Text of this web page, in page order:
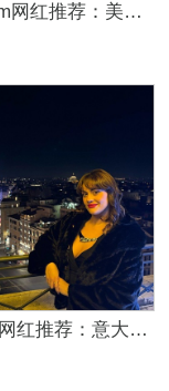
Instagram网红推荐：美国美妆护肤博主，46万粉幽默科普达人合作
YouTube网红推荐：意大利家庭生活美妆护肤尾部博主